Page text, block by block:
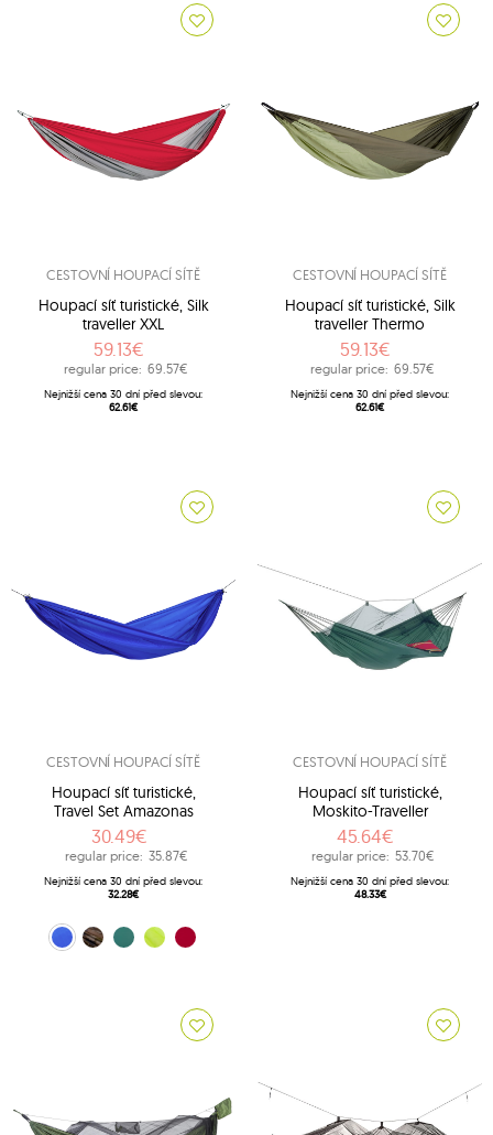
CESTOVNÍ HOUPACÍ SÍTĚ
Houpací síť turistické, Silk
traveller XXL
59.13€
regular price: 69.57€
Nejnižší cena 30 dní před slevou:
62.61€
CESTOVNÍ HOUPACÍ SÍTĚ
Houpací síť turistické, Silk
traveller Thermo
59.13€
regular price: 69.57€
Nejnižší cena 30 dní před slevou:
62.61€
CESTOVNÍ HOUPACÍ SÍTĚ
Houpací síť turistické,
Travel Set Amazonas
30.49€
regular price: 35.87€
Nejnižší cena 30 dní před slevou:
32.28€
Modrý (Blue)
moro (Camouflage)
Zelený (Jungle)
lemon (Lime)
Červený (Mars)
CESTOVNÍ HOUPACÍ SÍTĚ
Houpací síť turistické,
Moskito-Traveller
45.64€
regular price: 53.70€
Nejnižší cena 30 dní před slevou:
48.33€